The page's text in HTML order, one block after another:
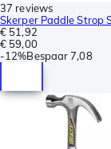
37 reviews
Skerper Paddle Strop
€ 51,92
€ 59,00
-12%Bespaar 7,08